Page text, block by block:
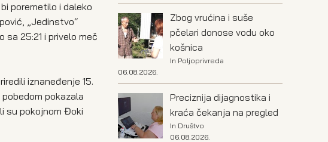
poremetilo i daleko
„Jedinstvo“
25:21 i privelo meč
iznaneđenje 15.
pokazala
su pokojnom Đoki
Zbog vrućina i suše
pčelari donose vodu oko
košnica
In Poljoprivreda
06.08.2026.
Preciznija dijagnostika i
kraća čekanja na pregled
In Društvo
06.08.2026.